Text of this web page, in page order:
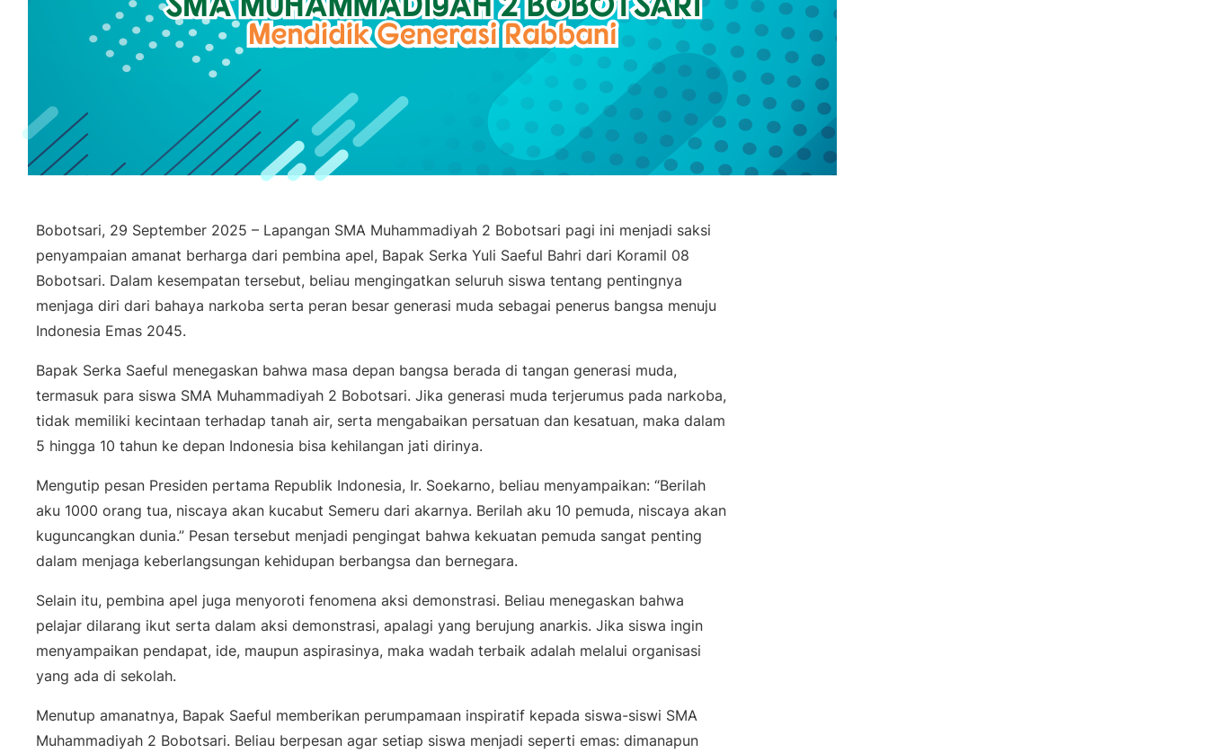
Bobotsari, 29 September 2025 – Lapangan SMA Muhammadiyah 2 Bobotsari pagi ini menjadi saksi
penyampaian amanat berharga dari pembina apel, Bapak Serka Yuli Saeful Bahri dari Koramil 08
Bobotsari. Dalam kesempatan tersebut, beliau mengingatkan seluruh siswa tentang pentingnya
menjaga diri dari bahaya narkoba serta peran besar generasi muda sebagai penerus bangsa menuju
Indonesia Emas 2045.
Bapak Serka Saeful menegaskan bahwa masa depan bangsa berada di tangan generasi muda,
termasuk para siswa SMA Muhammadiyah 2 Bobotsari. Jika generasi muda terjerumus pada narkoba,
tidak memiliki kecintaan terhadap tanah air, serta mengabaikan persatuan dan kesatuan, maka dalam
5 hingga 10 tahun ke depan Indonesia bisa kehilangan jati dirinya.
Mengutip pesan Presiden pertama Republik Indonesia, Ir. Soekarno, beliau menyampaikan: “Berilah
aku 1000 orang tua, niscaya akan kucabut Semeru dari akarnya. Berilah aku 10 pemuda, niscaya akan
kuguncangkan dunia.” Pesan tersebut menjadi pengingat bahwa kekuatan pemuda sangat penting
dalam menjaga keberlangsungan kehidupan berbangsa dan bernegara.
Selain itu, pembina apel juga menyoroti fenomena aksi demonstrasi. Beliau menegaskan bahwa
pelajar dilarang ikut serta dalam aksi demonstrasi, apalagi yang berujung anarkis. Jika siswa ingin
menyampaikan pendapat, ide, maupun aspirasinya, maka wadah terbaik adalah melalui organisasi
yang ada di sekolah.
Menutup amanatnya, Bapak Saeful memberikan perumpamaan inspiratif kepada siswa-siswi SMA
Muhammadiyah 2 Bobotsari. Beliau berpesan agar setiap siswa menjadi seperti emas: dimanapun